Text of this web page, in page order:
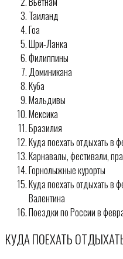
Таиланд
Гоа
Шри-Ланка
Филиппины
Доминикана
Куба
Мальдивы
Мексика
Бразилия
Куда поехать отдыхать в
Карнавалы, фестивали,
Горнолыжные курорты
Куда поехать отдыхать в
Валентина
Поездки по России в
КУДА ПОЕХАТЬ